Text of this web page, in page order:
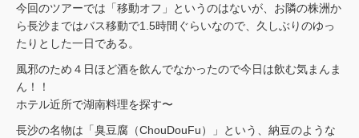
今回のツアーでは「移動オフ」というのはないが、お隣の株洲か
ら長沙まではバス移動で1.5時間ぐらいなので、久しぶりのゆっ
たりとした一日である。
風邪のため４日ほど酒を飲んでなかったので今日は飲む気まんま
ん！！
ホテル近所で湖南料理を探す〜
長沙の名物は「臭豆腐（ChouDouFu）」という、納豆のような